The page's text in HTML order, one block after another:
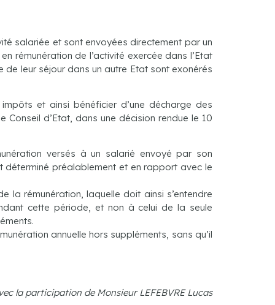
salariée et sont envoyées directement par un
rémunération de l’activité exercée dans l’Etat
leur séjour dans un autre Etat sont exonérés
et ainsi bénéficier d’une décharge des
d’Etat, dans une décision rendue le 10
versés à un salarié envoyé par son
déterminé préalablement et en rapport avec le
la rémunération, laquelle doit ainsi s’entendre
cette période, et non à celui de la seule
annuelle hors suppléments, sans qu’il
la participation de Monsieur LEFEBVRE Lucas